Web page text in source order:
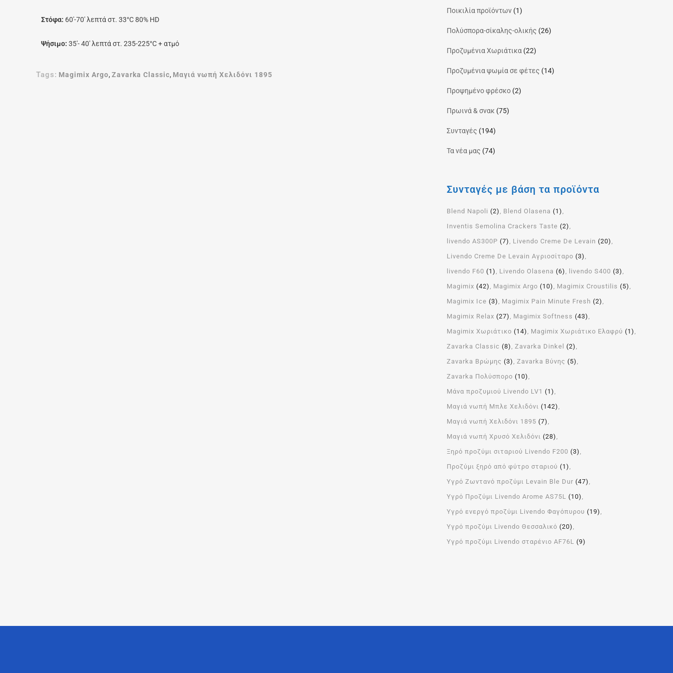
Στόφα: 60′-70′ λεπτά στ. 33°C 80% HD
Ψήσιμο: 35′- 40′ λεπτά στ. 235-225°C + ατμό
Tags: Magimix Argo, Zavarka Classic, Μαγιά νωπή Χελιδόνι 1895
Ποικιλία προϊόντων(1)
Πολύσπορα-σίκαλης-ολικής (26)
Προζυμένια Χωριάτικα (22)
Προζυμένια ψωμία σε φέτες (14)
Προψημένο φρέσκο(2)
Πρωινά & σνακ (75)
Συνταγές (194)
Τα νέα μας (74)
Συνταγές με βάση τα προϊόντα
Blend Napoli (2) Blend Olasena (1)
Inventis Semolina Crackers Taste (2)
livendo AS300P (7) Livendo Creme De Levain (20)
Livendo Creme De Levain Αγριοσίταρο (3)
livendo F60 (1) Livendo Olasena (6) livendo S400 (3)
Magimix (42) Magimix Argo (10) Magimix Croustilis (5)
Magimix Ice (3) Magimix Pain Minute Fresh (2)
Magimix Relax (27) Magimix Softness (43)
Magimix Χωριάτικο (14) Magimix Χωριάτικο Ελαφρύ (1)
Zavarka Classic (8) Zavarka Dinkel (2)
Zavarka Βρώμης (3) Zavarka Βύνης (5)
Zavarka Πολύσπορο (10)
Μάνα προζυμιού Livendo LV1 (1)
Μαγιά νωπή Μπλε Χελιδόνι (142)
Μαγιά νωπή Χελιδόνι 1895 (7)
Μαγιά νωπή Χρυσό Χελιδόνι (28)
Ξηρό προζύμι σιταριού Livendo F200 (3)
Προζύμι ξηρό από φύτρο σταριού (1)
Υγρό Ζωντανό προζύμι Levain Ble Dur (47)
Υγρό Προζύμι Livendo Arome ΑS75L (10)
Υγρό ενεργό προζύμι Livendo Φαγόπυρου (19)
Υγρό προζύμι Livendo Θεσσαλικό (20)
Υγρό προζύμι Livendo σταρένιο AF76L (9)